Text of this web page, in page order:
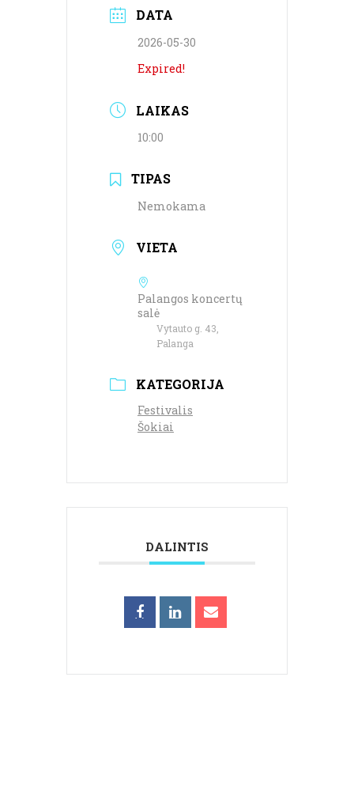
DATA
2026-05-30
Expired!
LAIKAS
10:00
TIPAS
Nemokama
VIETA
Palangos koncertų
salė
Vytauto g. 43,
Palanga
KATEGORIJA
Festivalis
Šokiai
DALINTIS